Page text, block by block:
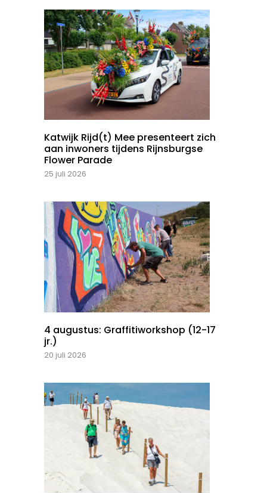
Katwijk Rijd(t) Mee presenteert zich
aan inwoners tijdens Rijnsburgse
Flower Parade
25 juli 2026
4 augustus: Graffitiworkshop (12-17
jr.)
20 juli 2026